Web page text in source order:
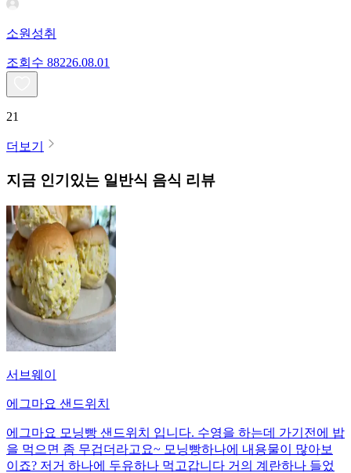
소원성취
조회수 88226.08.01
21
더보기
지금 인기있는 일반식 음식 리뷰
서브웨이
에그마요 샌드위치
에그마요 모닝빵 샌드위치 입니다. 수영을 하는데 가기전에 밥
을 먹으면 좀 무겁더라고요~ 모닝빵하나에 내용물이 많아보
이죠? 저거 하나에 두유하나 먹고갑니다 거의 계란하나 들었